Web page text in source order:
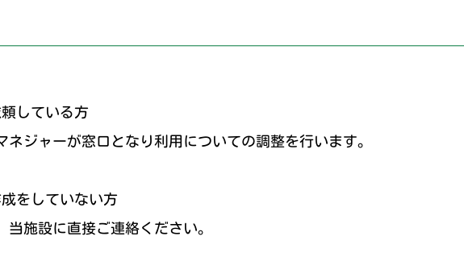
している方
ジャーが窓口となり利用についての調整を行います。
をしていない方
当施設に直接ご連絡ください。